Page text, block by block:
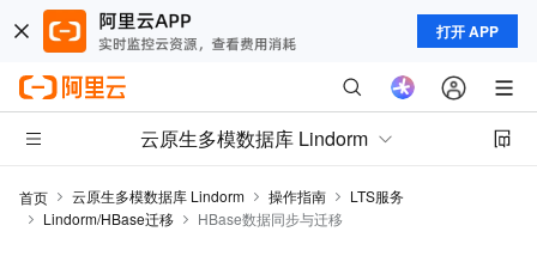
打开 APP
云原生多模数据库 Lindorm
首页 云原生多模数据库 Lindorm 操作指南
LTS服务
Lindorm/HBase迁移
HBase数据同步与迁移